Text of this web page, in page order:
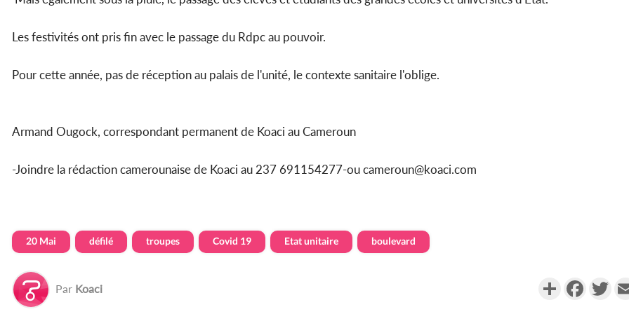
Les festivités ont pris fin avec le passage du Rdpc au pouvoir.
Pour cette année, pas de réception au palais de l'unité, le contexte sanitaire l'oblige.
Armand Ougock, correspondant permanent de Koaci au Cameroun
-Joindre la rédaction camerounaise de Koaci au 237 691154277-ou cameroun@koaci.com
20 Mai défilé troupes Covid 19 Etat unitaire boulevard
Par Koaci Partager